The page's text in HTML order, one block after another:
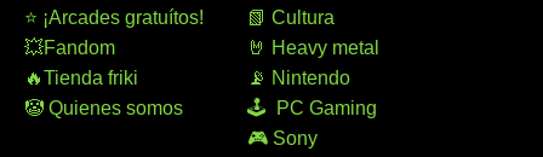
⭐ ¡Arcades gratuítos!
💥Fandom
🔥Tienda friki
🤡 Quienes somos
📗 Cultura
🤘 Heavy metal
📡 Nintendo
🕹 PC Gaming
🎮 Sony